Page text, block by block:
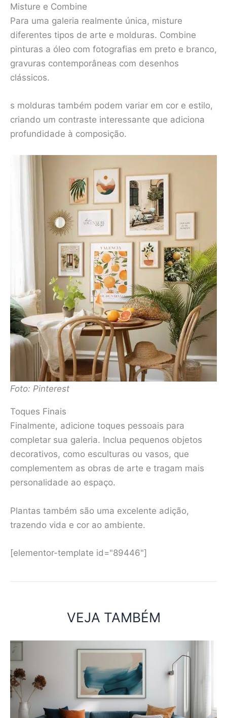
Misture e Combine
Para uma galeria realmente única, misture
diferentes tipos de arte e molduras. Combine
pinturas a óleo com fotografias em preto e branco,
gravuras contemporâneas com desenhos
clássicos.
s molduras também podem variar em cor e estilo,
criando um contraste interessante que adiciona
profundidade à composição.
Foto: Pinterest
Toques Finais
Finalmente, adicione toques pessoais para
completar sua galeria. Inclua pequenos objetos
decorativos, como esculturas ou vasos, que
complementem as obras de arte e tragam mais
personalidade ao espaço.
Plantas também são uma excelente adição,
trazendo vida e cor ao ambiente.
[elementor-template id="89446"]
VEJA TAMBÉM